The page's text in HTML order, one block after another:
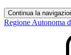
Continua la
Regione Autonoma